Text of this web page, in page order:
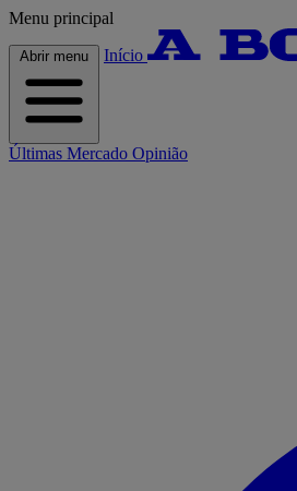
Menu principal
Abrir menu Início
Últimas Mercado Opinião